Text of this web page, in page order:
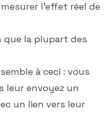
l'effet réel de
que la plupart des
à ceci : vous
leur envoyez un
un lien vers leur